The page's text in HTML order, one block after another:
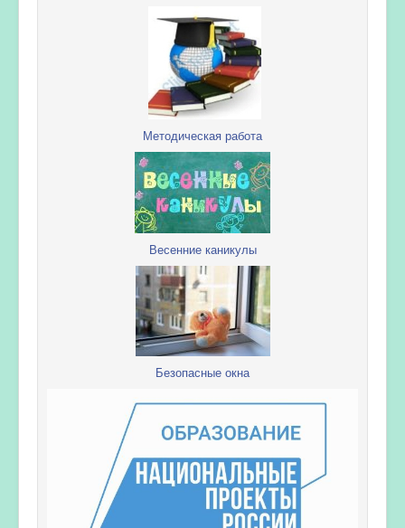
Методическая работа
Весенние каникулы
Безопасные окна